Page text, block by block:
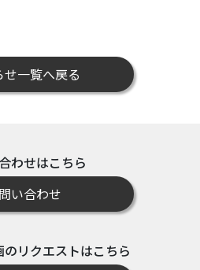
せ一覧へ戻る
わせはこちら
い合わせ
リクエストはこちら